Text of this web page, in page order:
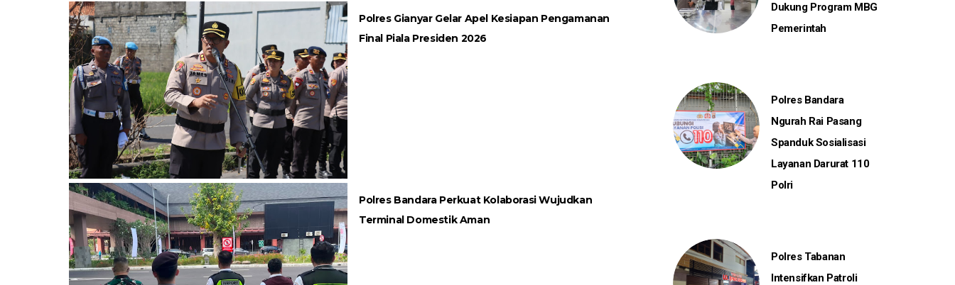
Polres Gianyar Gelar Apel Kesiapan Pengamanan
Final Piala Presiden 2026
Polres Bandara Perkuat Kolaborasi Wujudkan
Terminal Domestik Aman
Dukung Program MBG
Pemerintah
Polres Bandara
Ngurah Rai Pasang
Spanduk Sosialisasi
Layanan Darurat 110
Polri
Polres Tabanan
Intensifkan Patroli